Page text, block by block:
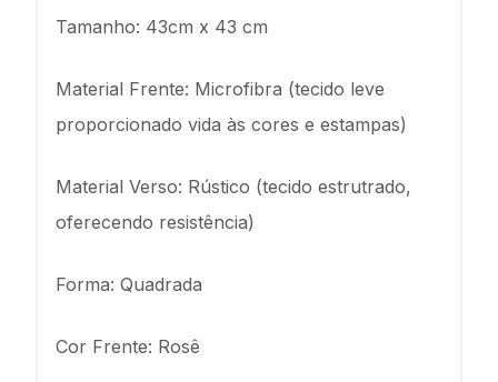
Tamanho: 43cm x 43 cm
Material Frente: Microfibra (tecido leve
proporcionado vida às cores e estampas)
Material Verso: Rústico (tecido estrutrado,
oferecendo resistência)
Forma: Quadrada
Cor Frente: Rosê